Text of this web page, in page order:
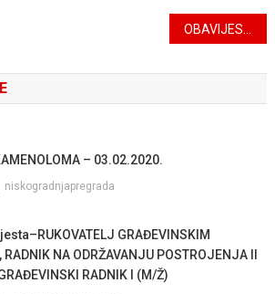
OBAVIJEST O RADU KAMENOLOMA PREGRADA II
– 03.02.2020.
niskogradnjapregrada
GRAĐEVINSKIM
NA ODRŽAVANJU POSTROJENJA II
RADNIK I (M/Ž)